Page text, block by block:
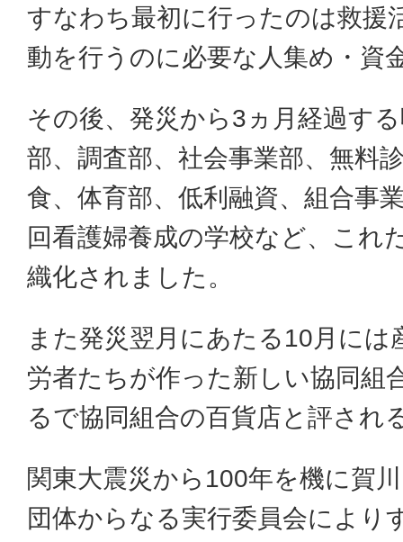
すなわち最初に行ったのは救援
動を行うのに必要な人集め・資
その後、発災から3ヵ月経過す
部、調査部、社会事業部、無料
食、体育部、低利融資、組合事
回看護婦養成の学校など、これ
織化されました。
また発災翌月にあたる10月には
労者たちが作った新しい協同組
るで協同組合の百貨店と評され
関東大震災から100年を機に賀
団体からなる実行委員会により